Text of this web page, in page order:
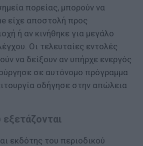
πορείας, μπορούν να
είχε αποστολή προς
ή αν κινήθηκε για μεγάλο
Οι τελευταίες εντολές
να δείξουν αν υπήρχε ενεργός
σε αυτόνομο πρόγραμμα
οδήγησε στην απώλεια
εκδότης του περιοδικού